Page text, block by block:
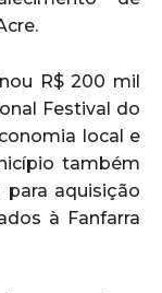
R$ 200 mil
Festival do
local e
também
aquisição
à Fanfarra